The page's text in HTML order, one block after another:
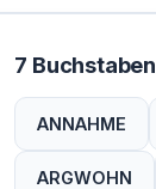
7 Buchstaben
ANNAHME
ARGWOHN